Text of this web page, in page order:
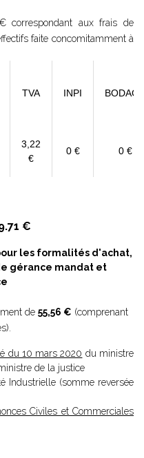
correspondant aux frais de
faite concomitamment à
TVA INPI
3,22
€
0 € 0 €
€
les formalités d'achat,
gérance mandat et
de 55,56 € (comprenant
du 10 mars 2020 du ministre
de la justice
Industrielle (somme reversée
Civiles et Commerciales